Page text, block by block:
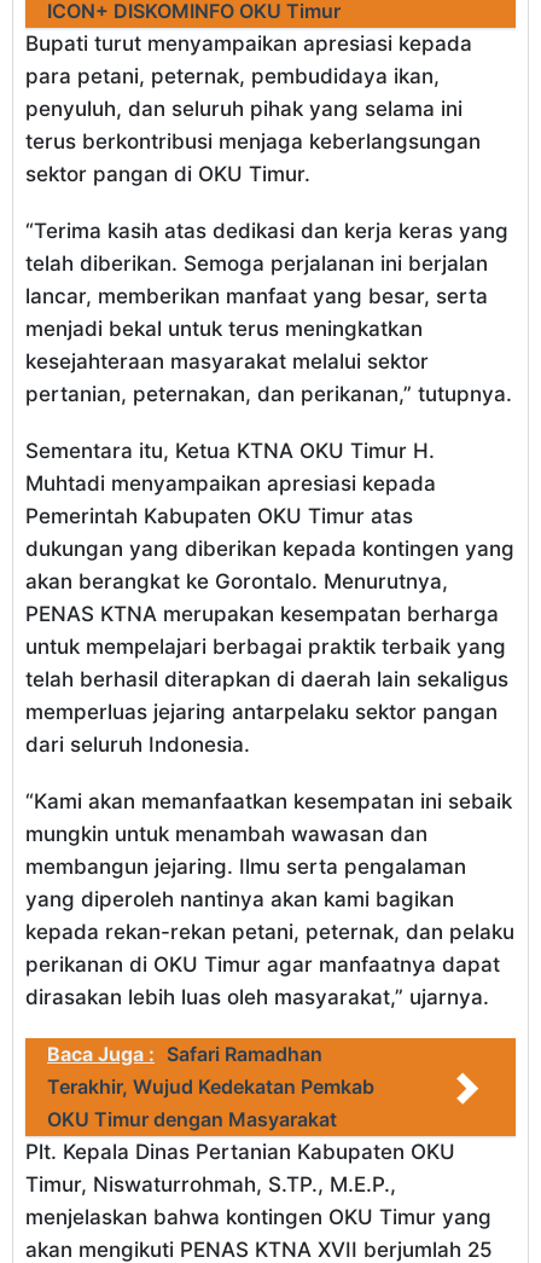
ICON+ DISKOMINFO OKU Timur
Bupati turut menyampaikan apresiasi kepada
para petani, peternak, pembudidaya ikan,
penyuluh, dan seluruh pihak yang selama ini
terus berkontribusi menjaga keberlangsungan
sektor pangan di OKU Timur.
“Terima kasih atas dedikasi dan kerja keras yang
telah diberikan. Semoga perjalanan ini berjalan
lancar, memberikan manfaat yang besar, serta
menjadi bekal untuk terus meningkatkan
kesejahteraan masyarakat melalui sektor
pertanian, peternakan, dan perikanan,” tutupnya.
Sementara itu, Ketua KTNA OKU Timur H.
Muhtadi menyampaikan apresiasi kepada
Pemerintah Kabupaten OKU Timur atas
dukungan yang diberikan kepada kontingen yang
akan berangkat ke Gorontalo. Menurutnya,
PENAS KTNA merupakan kesempatan berharga
untuk mempelajari berbagai praktik terbaik yang
telah berhasil diterapkan di daerah lain sekaligus
memperluas jejaring antarpelaku sektor pangan
dari seluruh Indonesia.
“Kami akan memanfaatkan kesempatan ini sebaik
mungkin untuk menambah wawasan dan
membangun jejaring. Ilmu serta pengalaman
yang diperoleh nantinya akan kami bagikan
kepada rekan-rekan petani, peternak, dan pelaku
perikanan di OKU Timur agar manfaatnya dapat
dirasakan lebih luas oleh masyarakat,” ujarnya.
Baca Juga : Safari Ramadhan
Terakhir, Wujud Kedekatan Pemkab
OKU Timur dengan Masyarakat
Plt. Kepala Dinas Pertanian Kabupaten OKU
Timur, Niswaturrohmah, S.TP., M.E.P.,
menjelaskan bahwa kontingen OKU Timur yang
akan mengikuti PENAS KTNA XVII berjumlah 25